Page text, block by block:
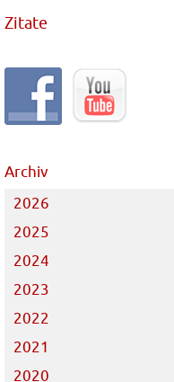
Zitate
Archiv
2026
2025
2024
2023
2022
2021
2020